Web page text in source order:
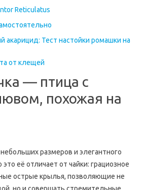
Reticulatus
Тест настойки ромашки на
от клещей
— птица с
похожая на
размеров и элегантного
её отличает от чайки: грациозное
острые крылья, позволяющие не